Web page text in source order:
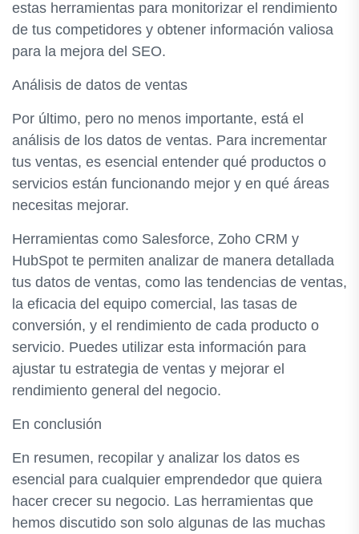
estas herramientas para monitorizar el rendimiento
de tus competidores y obtener información valiosa
para la mejora del SEO.
Análisis de datos de ventas
Por último, pero no menos importante, está el
análisis de los datos de ventas. Para incrementar
tus ventas, es esencial entender qué productos o
servicios están funcionando mejor y en qué áreas
necesitas mejorar.
Herramientas como Salesforce, Zoho CRM y
HubSpot te permiten analizar de manera detallada
tus datos de ventas, como las tendencias de ventas,
la eficacia del equipo comercial, las tasas de
conversión, y el rendimiento de cada producto o
servicio. Puedes utilizar esta información para
ajustar tu estrategia de ventas y mejorar el
rendimiento general del negocio.
En conclusión
En resumen, recopilar y analizar los datos es
esencial para cualquier emprendedor que quiera
hacer crecer su negocio. Las herramientas que
hemos discutido son solo algunas de las muchas